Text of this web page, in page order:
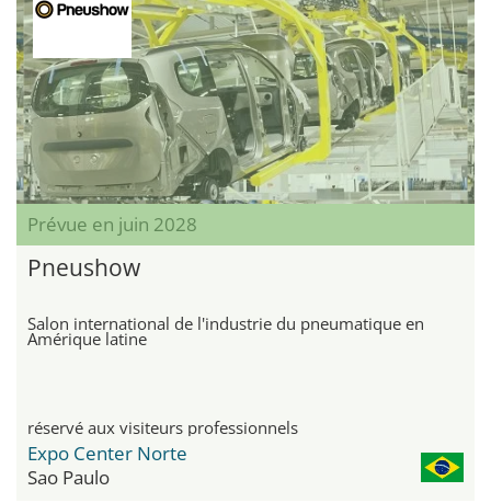
Prévue en juin 2028
Pneushow
Salon international de l'industrie du pneumatique en
Amérique latine
réservé aux visiteurs professionnels
Expo Center Norte
Sao Paulo